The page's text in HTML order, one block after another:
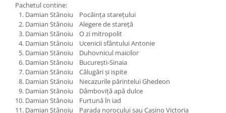
Pachetul contine:
Damian Stănoiu Pocăința starețului
Damian Stănoiu Alegere de stareță
Damian Stănoiu O zi mitropolit
Damian Stănoiu Ucenicii sfântului Antonie
Damian Stănoiu Duhovnicul maicilor
Damian Stănoiu Bucureşti-Sinaia
Damian Stănoiu Călugări şi ispite
Damian Stănoiu Necazurile părintelui Ghedeon
Damian Stănoiu Dâmboviţă apă dulce
Damian Stănoiu Furtună în iad
Damian Stănoiu Parada norocului sau Casino Victoria